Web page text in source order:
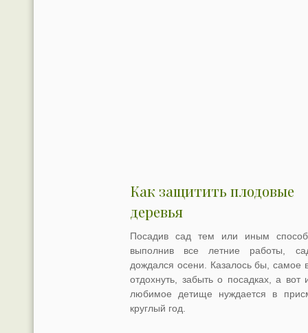
Как защитить плодовые
деревья
Посадив сад тем или иным
выполнив все летние работы,
дождался осени. Казалось бы, самое
отдохнуть, забыть о посадках, а вот
любимое детище нуждается в
круглый год.